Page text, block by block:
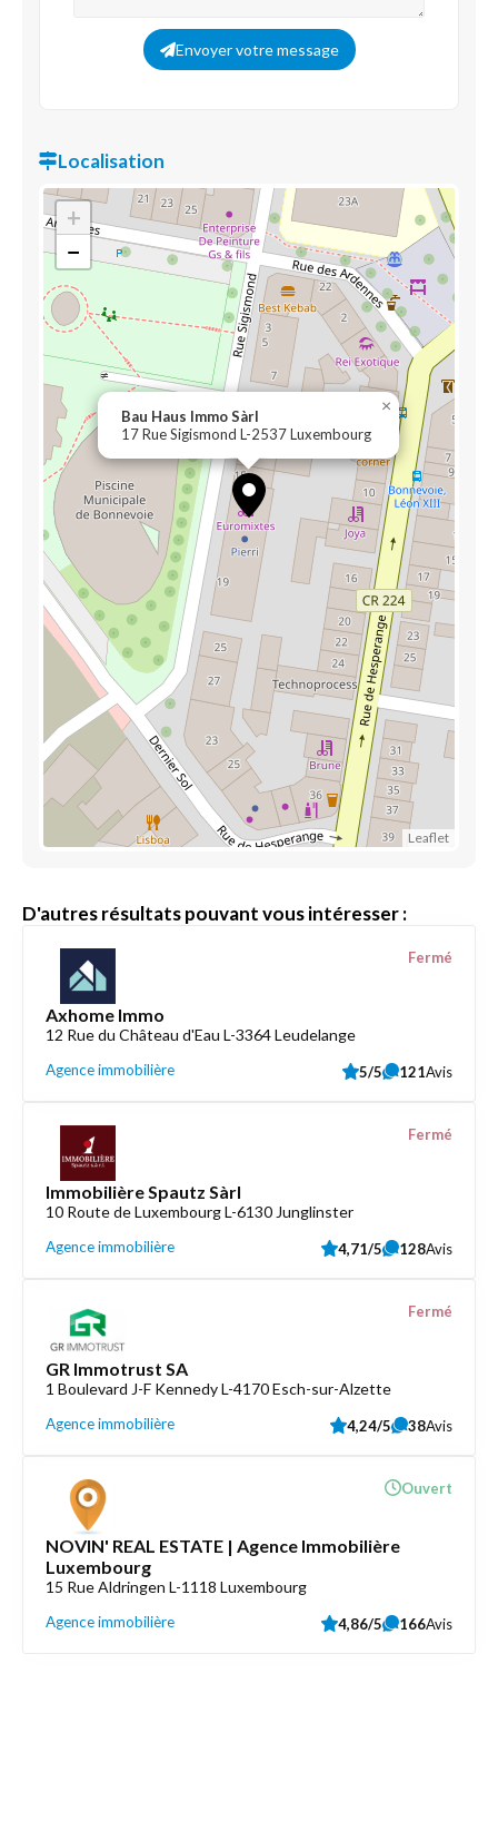
Envoyer votre message
Localisation
Bau Haus Immo Sàrl
17 Rue Sigismond L-2537 Luxembourg
×
+
−
Leaflet
D'autres résultats pouvant vous intéresser :
Axhome Immo
12 Rue du Château d'Eau L-3364 Leudelange
Agence immobilière
Fermé
5/5 121Avis
Immobilière Spautz Sàrl
10 Route de Luxembourg L-6130 Junglinster
Agence immobilière
Fermé
4,71/5 128Avis
GR Immotrust SA
1 Boulevard J-F Kennedy L-4170 Esch-sur-Alzette
Agence immobilière
Fermé
4,24/5 38Avis
NOVIN' REAL ESTATE | Agence Immobilière
Luxembourg
15 Rue Aldringen L-1118 Luxembourg
Agence immobilière
Ouvert
4,86/5 166Avis